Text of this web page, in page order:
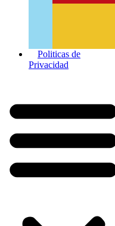
Politicas de
Privacidad